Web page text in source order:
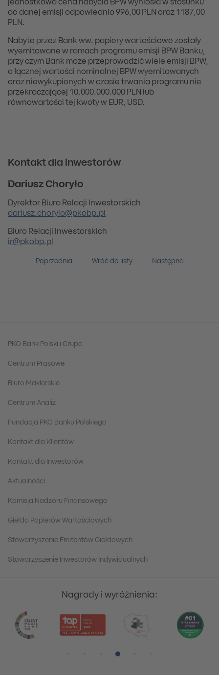
jednostkowa cena nabycia BPW wyniosła w stosunku
do danej emisji odpowiednio 996,00 PLN oraz 1187,00
PLN.
Nabyte przez Bank ww. papiery wartościowe zostały
wyemitowane w ramach programu emisji BPW Banku,
przy czym Bank może przeprowadzić wiele emisji BPW,
o łącznej wartości nominalnej BPW wyemitowanych
oraz niewykupionych w czasie trwania programu nie
przekraczającej 10.000.000.000 PLN lub
równowartości tej kwoty w EUR, USD.
Kontakt dla inwestorów
Dariusz Choryło
Dyrektor Biura Relacji Inwestorskich
dariusz.chorylo@pkobp.pl
Biuro Relacji Inwestorskich
ir@pkobp.pl
Poprzednia Wróć do listy Następna
PKO Bank Polski i Grupa
Centrum Prasowe
Biuro Maklerskie
Centrum Analiz
Fundacja PKO Banku Polskiego
Kontakt dla Klientów
Kontakt dla Inwestorów
Aktualności
Komisja Nadzoru Finansowego
Giełda Papierów Wartościowych
Stowarzyszenie Emitentów Giełdowych
Stowarzyszenie Inwestorów Indywidualnych
Nagrody i wyróżnienia: